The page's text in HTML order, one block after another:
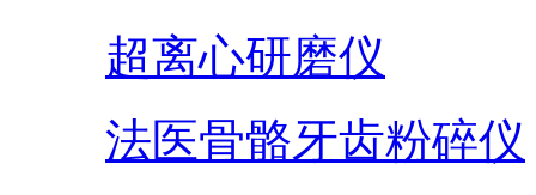
超离心研磨仪
法医骨骼牙齿粉碎仪